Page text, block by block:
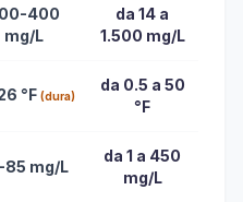
400
mg/L
da 14 a
1.500 mg/L
°F (dura)
da 0.5 a 50
°F
85 mg/L
da 1 a 450
mg/L